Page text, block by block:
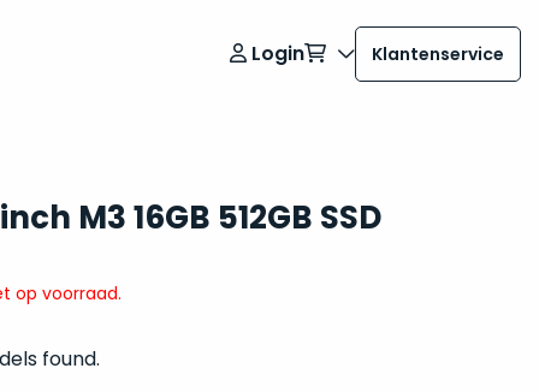
Login Klantenservice
M3 16GB 512GB SSD
op voorraad.
found.